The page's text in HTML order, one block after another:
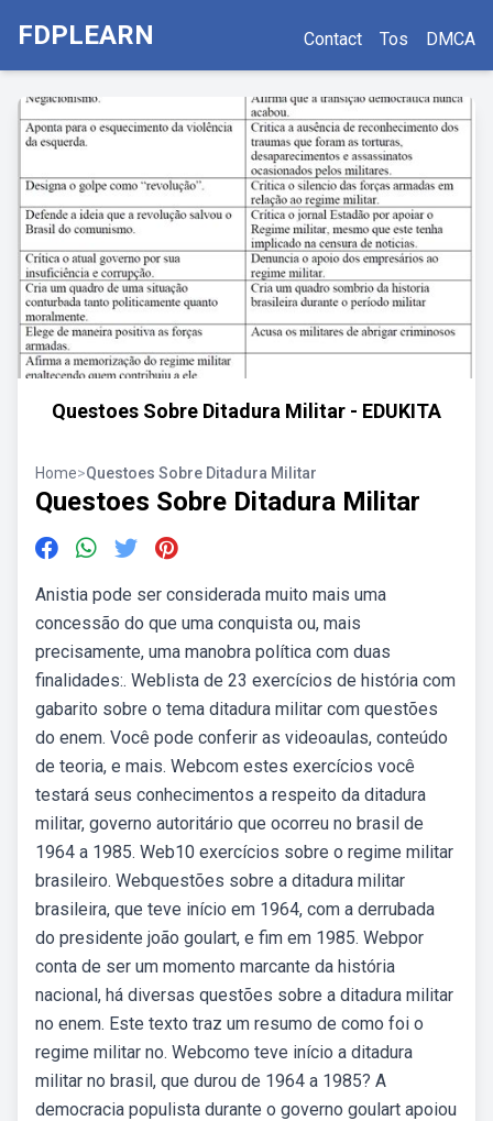
FDPLEARN Contact Tos DMCA
Questoes Sobre Ditadura Militar - EDUKITA
Home>Questoes Sobre Ditadura Militar
Questoes Sobre Ditadura Militar
Anistia pode ser considerada muito mais uma
concessão do que uma conquista ou, mais
precisamente, uma manobra política com duas
finalidades:. Weblista de 23 exercícios de história com
gabarito sobre o tema ditadura militar com questões
do enem. Você pode conferir as videoaulas, conteúdo
de teoria, e mais. Webcom estes exercícios você
testará seus conhecimentos a respeito da ditadura
militar, governo autoritário que ocorreu no brasil de
1964 a 1985. Web10 exercícios sobre o regime militar
brasileiro. Webquestões sobre a ditadura militar
brasileira, que teve início em 1964, com a derrubada
do presidente joão goulart, e fim em 1985. Webpor
conta de ser um momento marcante da história
nacional, há diversas questões sobre a ditadura militar
no enem. Este texto traz um resumo de como foi o
regime militar no. Webcomo teve início a ditadura
militar no brasil, que durou de 1964 a 1985? A
democracia populista durante o governo goulart apoiou